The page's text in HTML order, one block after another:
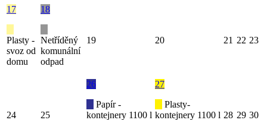
17
Plasty -
svoz od
domu
18
Netříděný
komunální
odpad
19 20 21 22 23
24 25
26
Papír -
kontejnery 1100 l
27
Plasty-
kontejnery 1100 l 28 29 30